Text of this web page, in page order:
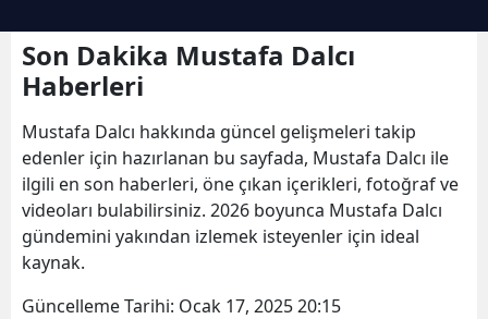
Son Dakika Mustafa Dalcı
Haberleri
Mustafa Dalcı hakkında güncel gelişmeleri takip
edenler için hazırlanan bu sayfada, Mustafa Dalcı ile
ilgili en son haberleri, öne çıkan içerikleri, fotoğraf ve
videoları bulabilirsiniz. 2026 boyunca Mustafa Dalcı
gündemini yakından izlemek isteyenler için ideal
kaynak.
Güncelleme Tarihi: Ocak 17, 2025 20:15